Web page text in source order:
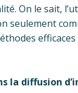
On le sait,
seulement
la diffusion